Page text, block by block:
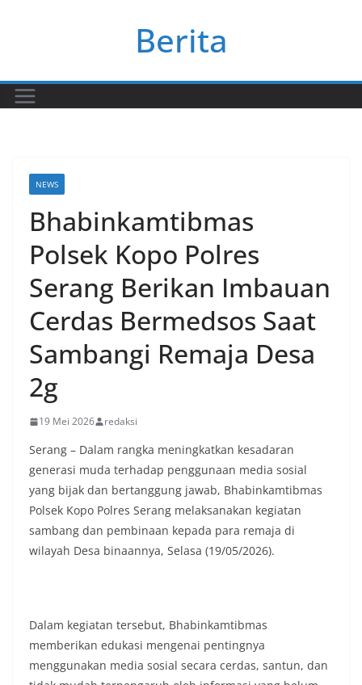
Berita
NEWS
Bhabinkamtibmas
Polsek Kopo Polres
Serang Berikan Imbauan
Cerdas Bermedsos Saat
Sambangi Remaja Desa
2g
19 Mei 2026 redaksi
Serang – Dalam rangka meningkatkan kesadaran
generasi muda terhadap penggunaan media sosial
yang bijak dan bertanggung jawab, Bhabinkamtibmas
Polsek Kopo Polres Serang melaksanakan kegiatan
sambang dan pembinaan kepada para remaja di
wilayah Desa binaannya, Selasa (19/05/2026).
Dalam kegiatan tersebut, Bhabinkamtibmas
memberikan edukasi mengenai pentingnya
menggunakan media sosial secara cerdas, santun, dan